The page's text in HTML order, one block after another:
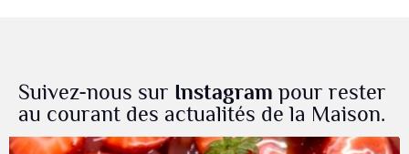
Suivez-nous sur Instagram pour rester
au courant des actualités de la Maison.